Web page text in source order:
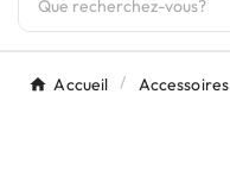
Accueil Accessoires